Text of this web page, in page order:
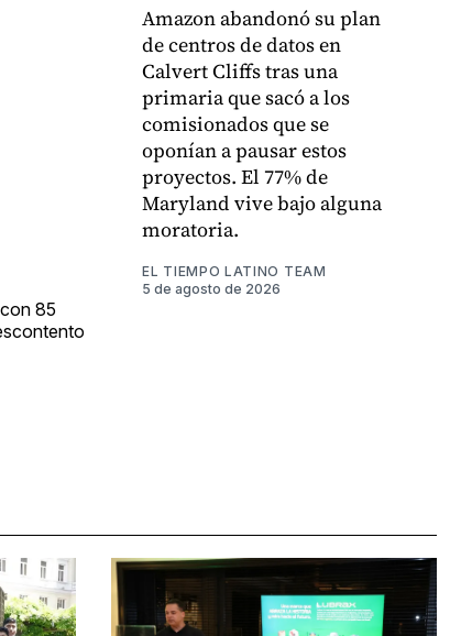
85
Amazon abandonó su plan
de centros de datos en
Calvert Cliffs tras una
primaria que sacó a los
comisionados que se
oponían a pausar estos
proyectos. El 77% de
Maryland vive bajo alguna
moratoria.
EL TIEMPO LATINO TEAM
5 de agosto de 2026